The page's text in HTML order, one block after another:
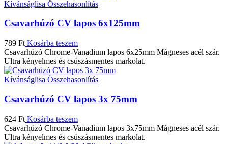
Kívánságlisa Összehasonlítás
Csavarhúzó CV lapos 6x125mm
789 Ft Kosárba teszem
Csavarhúzó Chrome-Vanadium lapos 6x25mm Mágneses acél szár.
Ultra kényelmes és csúszásmentes markolat.
Kívánságlisa Összehasonlítás
Csavarhúzó CV lapos 3x 75mm
624 Ft Kosárba teszem
Csavarhúzó Chrome-Vanadium lapos 3x75mm Mágneses acél szár.
Ultra kényelmes és csúszásmentes markolat.